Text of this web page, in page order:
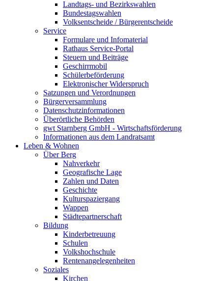
Landtags- und Bezirkswahlen
Bundestagswahlen
Volksentscheide / Bürgerentscheide
Service
Formulare und Infomaterial
Rathaus Service-Portal
Steuern und Beiträge
Geschirrmobil
Schülerbeförderung
Elektronischer Widerspruch
Satzungen und Verordnungen
Bürgerversammlung
Datenschutzinformationen
Überörtliche Behörden
gwt Starnberg GmbH - Wirtschaftsförderung
Informationen aus dem Landratsamt
Leben & Wohnen
Über Berg
Nahverkehr
Geografische Lage
Zahlen und Daten
Geschichte
Kulturspaziergang
Wappen
Städtepartnerschaft
Bildung
Kinderbetreuung
Schulen
Volkshochschule
Rentenangelegenheiten
Soziales
Kirchen